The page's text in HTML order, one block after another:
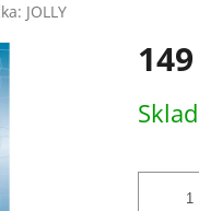
JOLLY
cena: